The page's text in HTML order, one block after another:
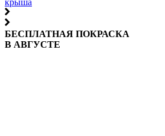
крыша
БЕСПЛАТНАЯ ПОКРАСКА
В АВГУСТЕ